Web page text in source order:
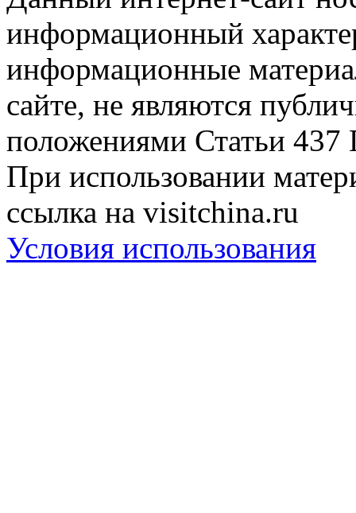
информационный
информационные
сайте, не являются
положениями Статьи 437
При использовании
ссылка на visitchina.ru
Условия использования